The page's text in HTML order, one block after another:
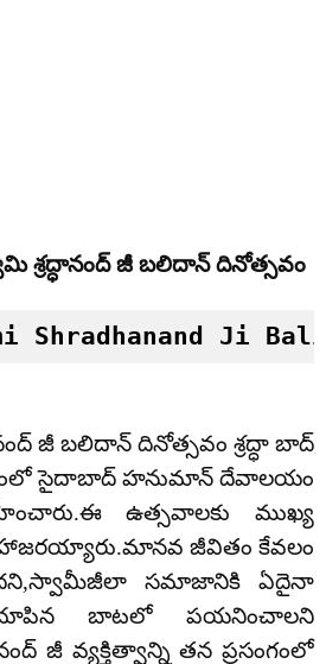
జీ బలిదాన్ దినోత్సవం
Shradhanand Ji
జీ బలిదాన్ దినోత్సవం శ్రద్ధా బాద్
సైదాబాద్ హనుమాన్ దేవాలయం
ఉత్సవాలకు ముఖ్య
జీవితం కేవలం
సమాజానికి ఏదైనా
బాటలో పయనించాలని
జీ వ్యక్తిత్వాన్ని తన ప్రసంగంలో